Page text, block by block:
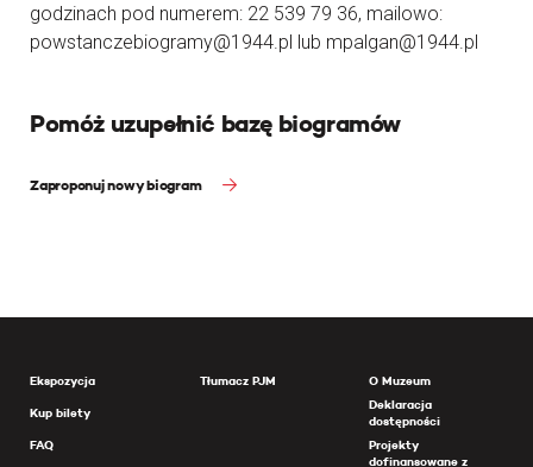
godzinach pod numerem: 22 539 79 36, mailowo:
powstanczebiogramy@1944.pl lub mpalgan@1944.pl
Pomóż uzupełnić bazę biogramów
Zaproponuj nowy biogram
Ekspozycja
Kup bilety
FAQ
Tłumacz PJM
O Muzeum
Deklaracja
dostępności
Projekty
dofinansowane z